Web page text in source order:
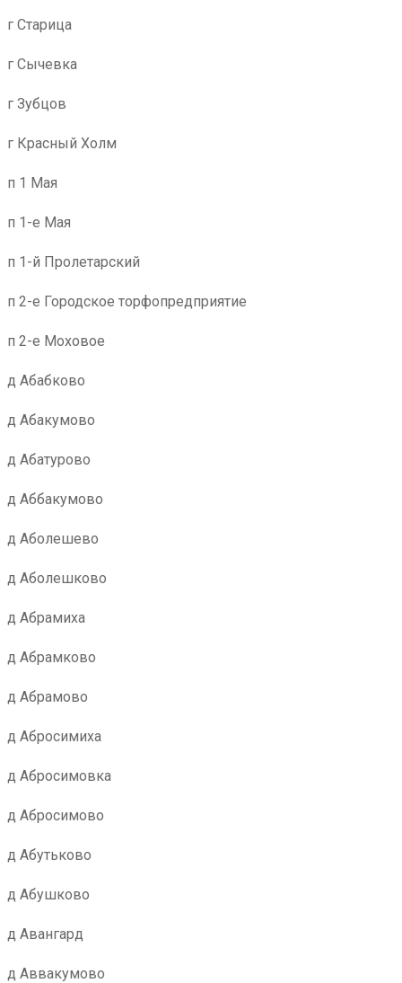
г Старица
г Сычевка
г Зубцов
г Красный Холм
п 1 Мая
п 1-е Мая
п 1-й Пролетарский
п 2-е Городское торфопредприятие
п 2-е Моховое
д Абабково
д Абакумово
д Абатурово
д Аббакумово
д Аболешево
д Аболешково
д Абрамиха
д Абрамково
д Абрамово
д Абросимиха
д Абросимовка
д Абросимово
д Абутьково
д Абушково
д Авангард
д Аввакумово